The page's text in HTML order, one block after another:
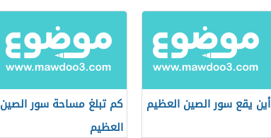
أين يقع سور الصين العظيم
كم تبلغ مساحة سور الصين
العظيم